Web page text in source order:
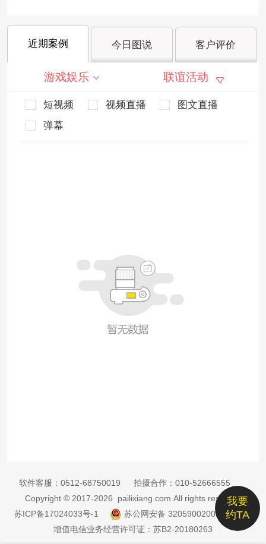
近期案例 今日图说 客户评价
游戏娱乐 联谊活动
短视频 视频直播
图文直播
弹幕
我要
约TA
软件客服： 0512-68750019 拍摄合作： 010-52666555
Copyright © 2017-2026 pailixiang.com All rights reserved
苏ICP备17024033号-1
苏公网安备 32059002002885号
增值电信业务经营许可证：苏B2-20180263